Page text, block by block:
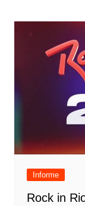
Informe
Rock in